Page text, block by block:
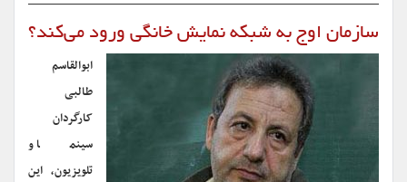
سازمان اوج به شبکه‌ نمایش خانگی ورود می‌کند؟
ابوالقاسم
طالبی
کارگردان
سینما و
تلویزیون، این